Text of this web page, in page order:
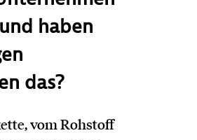
haben
das?
vom Rohstoff